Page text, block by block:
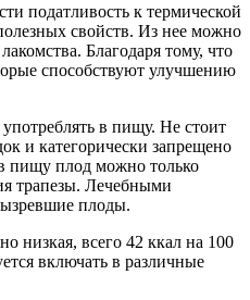
податливость к термической
свойств. Из нее можно
Благодаря тому, что
способствуют улучшению
в пищу. Не стоит
и категорически запрещено
пищу плод можно только
трапезы. Лечебными
плоды.
низкая, всего 42 ккал на 100
включать в различные